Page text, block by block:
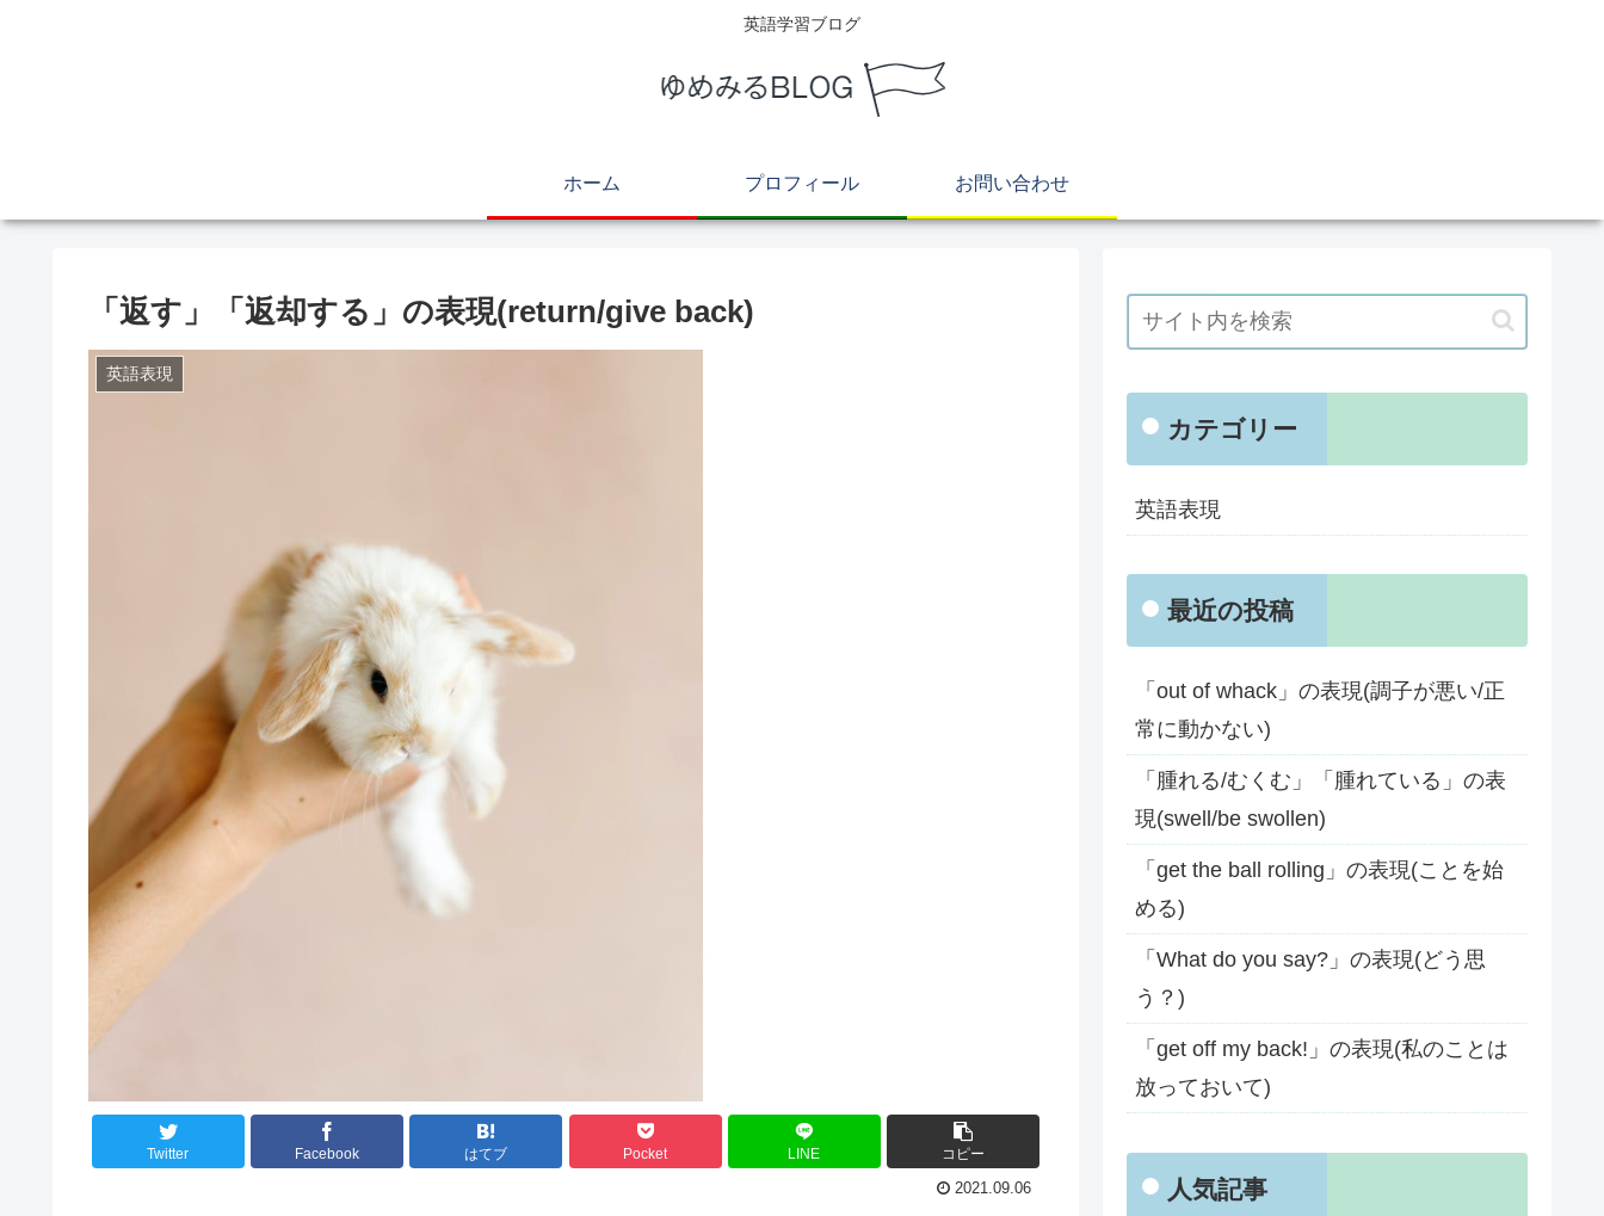
英語学習ブログ
ホーム プロフィール お問い合わせ
「返す」「返却する」の表現(return/give back)
英語表現
Twitter Facebook はてブ Pocket LINE コピー
2021.09.06
カテゴリー
英語表現
最近の投稿
「out of whack」の表現(調子が悪い/正
常に動かない)
「腫れる/むくむ」「腫れている」の表
現(swell/be swollen)
「get the ball rolling」の表現(ことを始
める)
「What do you say?」の表現(どう思
う？)
「get off my back!」の表現(私のことは
放っておいて)
人気記事